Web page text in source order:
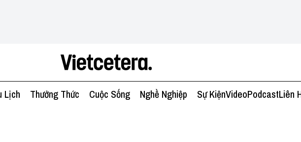
Lịch Thưởng Thức Cuộc Sống Nghề Nghiệp Sự KiệnVideoPodcastLiên